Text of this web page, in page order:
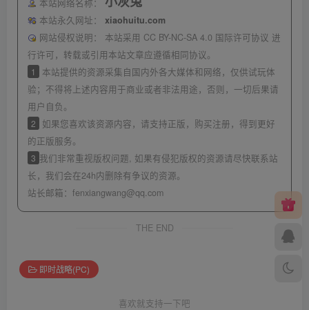
本站网络名称：
本站永久网址：
xiaohuitu.com
网站侵权说明：
本站采用 CC BY-NC-SA 4.0 国际许可协议 进
行许可，转载或引用本站文章应遵循相同协议。
1
本站提供的资源采集自国内外各大媒体和网络，仅供试玩体
验；不得将上述内容用于商业或者非法用途，否则，一切后果请
用户自负。
2
如果您喜欢该资源内容，请支持正版，购买注册，得到更好
的正版服务。
3 我们非常重视版权问题, 如果有侵犯版权的资源请尽快联系站
长，我们会在24h内删除有争议的资源。
站长邮箱： fenxiangwang@qq.com
THE END
即时战略(PC)
喜欢就支持一下吧